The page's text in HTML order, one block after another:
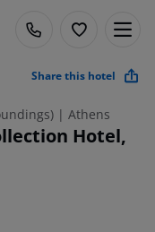
Share this hotel
| Athens
Hotel,